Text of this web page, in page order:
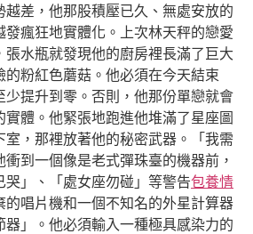
越差，他那股積壓已久、無處安放的
發瘋狂地實體化。上次林天秤的戀愛
水瓶就發現他的廚房裡長滿了巨大
的粉紅色蘑菇。他必須在今天結束
少提升到零。否則，他那份單戀就會
體。他緊張地跑進他堆滿了星座圖
，那裡放著他的秘密武器。「我需
到一個像是老式彈珠臺的機器前，
哭」、「處女座勿碰」等警告包養情
的唱片機和一個不知名的外星計算器
器」。他必須輸入一種極具感染力的